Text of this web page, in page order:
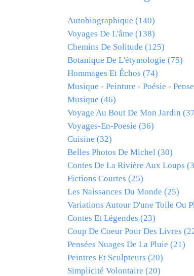
Autobiographique (140)
Voyages De L'âme (138)
Chemins De Solitude (125)
Botanique De L'étymologie (75)
Hommages Et Échos (74)
Musique - Peinture - Poésie -
Musique (46)
Voyage Au Bout De Mon Jardin
Voyages-En-Poesie (36)
Cuisine (32)
Belles Photos De Michel (30)
Contes De La Rivière Aux Loups
Fictions Courtes (25)
Les Naissances Du Monde (25)
Variations Autour D'une Toile Ou
Contes Et Légendes (23)
Coup De Coeur Pour Des Livres
Pensées Nuages De La Pluie (21)
Peintres Et Sculpteurs (20)
Simplicité Volontaire (20)